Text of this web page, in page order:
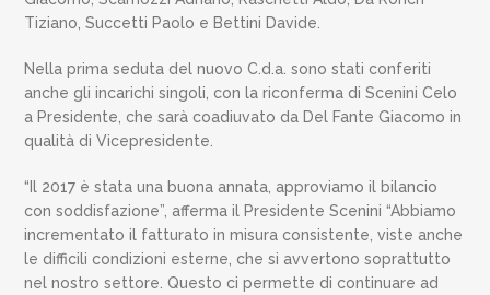
Tiziano, Succetti Paolo e Bettini Davide.
Nella prima seduta del nuovo C.d.a. sono stati conferiti
anche gli incarichi singoli, con la riconferma di Scenini Celo
a Presidente, che sarà coadiuvato da Del Fante Giacomo in
qualità di Vicepresidente.
“Il 2017 è stata una buona annata, approviamo il bilancio
con soddisfazione”, afferma il Presidente Scenini “Abbiamo
incrementato il fatturato in misura consistente, viste anche
le difficili condizioni esterne, che si avvertono soprattutto
nel nostro settore. Questo ci permette di continuare ad